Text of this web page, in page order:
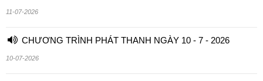
11-07-2026
CHƯƠNG TRÌNH PHÁT THANH NGÀY 10 - 7 - 2026
10-07-2026